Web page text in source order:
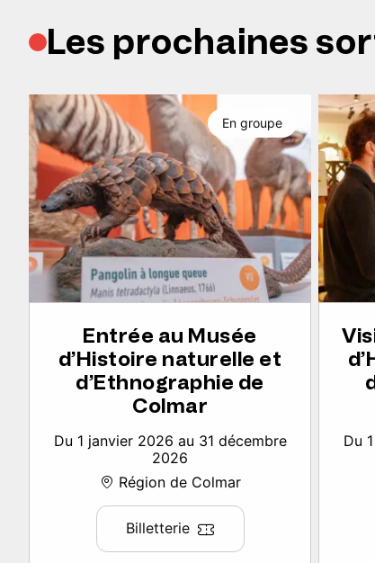
Les prochaines
Entrée au Musée
d’Histoire naturelle et
d’Ethnographie de
Colmar
Du 1 janvier 2026 au 31 décembre
2026
Région de Colmar
Billetterie
En groupe
Du